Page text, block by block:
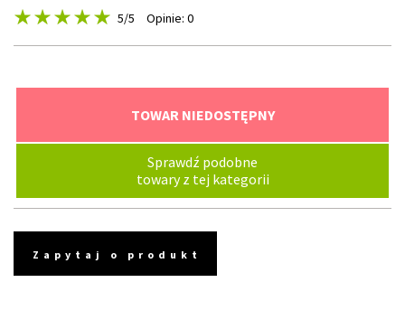
5/5 Opinie: 0
TOWAR NIEDOSTĘPNY
Sprawdź podobne
towary z tej kategorii
Zapytaj o produkt